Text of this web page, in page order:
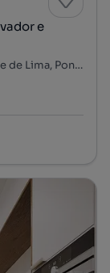
e
Travessa Conde de Bertiandes, Arca e Ponte de Lima, Ponte de Lima, Viana do Castelo